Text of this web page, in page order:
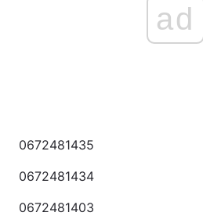
ad
0672481435
0672481434
0672481403